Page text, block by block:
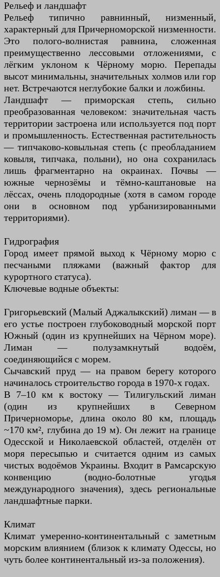
Рельеф и ландшафт
Рельеф типично равнинный, низменный,
характерный для Причерноморской низменности.
Это полого-волнистая равнина, сложенная
преимущественно лессовыми отложениями, с
лёгким уклоном к Чёрному морю. Перепады
высот минимальны, значительных холмов или гор
нет. Встречаются неглубокие балки и ложбины.
Ландшафт — приморская степь, сильно
преобразованная человеком: значительная часть
территории застроена или используется под порт
и промышленность. Естественная растительность
— типчаково-ковыльная степь (с преобладанием
ковыля, типчака, полыни), но она сохранилась
лишь фрагментарно на окраинах. Почвы —
южные чернозёмы и тёмно-каштановые на
лёссах, очень плодородные (хотя в самом городе
они в основном под урбанизированными
территориями).
Гидрография
Город имеет прямой выход к Чёрному морю с
песчаными пляжами (важный фактор для
курортного статуса).
Ключевые водные объекты:
Григорьевский (Малый Аджалыкский) лиман — в
его устье построен глубоководный морской порт
Южный (один из крупнейших на Чёрном море).
Лиман — полузамкнутый водоём,
соединяющийся с морем.
Сычавский пруд — на правом берегу которого
начиналось строительство города в 1970-х годах.
В 7–10 км к востоку — Тилигульский лиман
(один из крупнейших в Северном
Причерноморье, длина около 80 км, площадь
~170 км², глубина до 19 м). Он лежит на границе
Одесской и Николаевской областей, отделён от
моря пересыпью и считается одним из самых
чистых водоёмов Украины. Входит в Рамсарскую
конвенцию (водно-болотные угодья
международного значения), здесь региональные
ландшафтные парки.
Климат
Климат умеренно-континентальный с заметным
морским влиянием (близок к климату Одессы, но
чуть более континентальный из-за положения).